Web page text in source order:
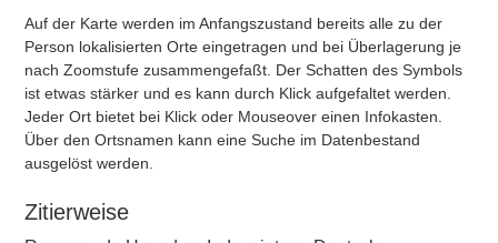
Auf der Karte werden im Anfangszustand bereits alle zu der
Person lokalisierten Orte eingetragen und bei Überlagerung je
nach Zoomstufe zusammengefaßt. Der Schatten des Symbols
ist etwas stärker und es kann durch Klick aufgefaltet werden.
Jeder Ort bietet bei Klick oder Mouseover einen Infokasten.
Über den Ortsnamen kann eine Suche im Datenbestand
ausgelöst werden.
Zitierweise